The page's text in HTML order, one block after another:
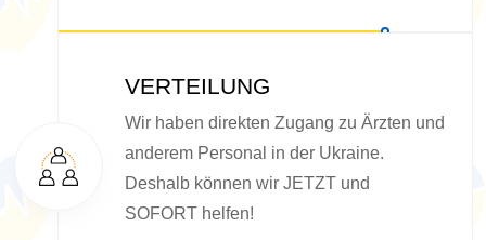
VERTEILUNG
Wir haben direkten Zugang zu Ärzten und
anderem Personal in der Ukraine.
Deshalb können wir JETZT und
SOFORT helfen!